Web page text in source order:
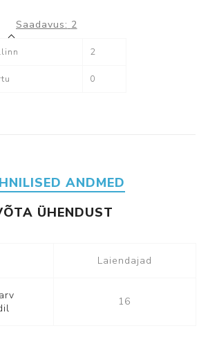
Saadavus: 2
2
0
ANDMED
ÜHENDUST
Laiendajad
16